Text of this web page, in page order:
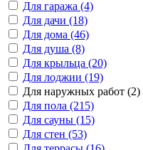
Для гаража (4)
Для дачи (18)
Для дома (46)
Для душа (8)
Для крыльца (20)
Для лоджии (19)
Для наружных работ (2)
Для пола (215)
Для сауны (15)
Для стен (53)